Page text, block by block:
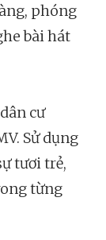
phóng
bài hát
cư
Sử dụng
tươi trẻ,
từng